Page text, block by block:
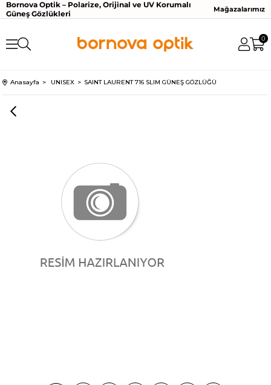
Bornova Optik – Polarize, Orijinal ve UV Korumalı
Güneş Gözlükleri
Mağazalarımız
0
Anasayfa UNISEX SAINT LAURENT 716 SLIM GÜNEŞ GÖZLÜĞÜ